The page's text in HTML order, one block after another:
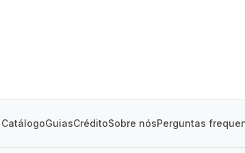
CatálogoGuiasCréditoSobre nósPerguntas